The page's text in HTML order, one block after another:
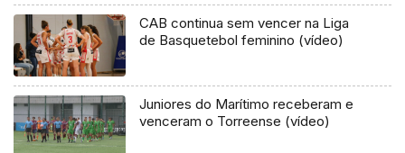
CAB continua sem vencer na Liga
de Basquetebol feminino (vídeo)
Juniores do Marítimo receberam e
venceram o Torreense (vídeo)